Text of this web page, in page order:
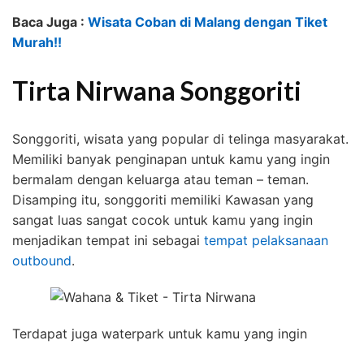
Baca Juga : Wisata Coban di Malang dengan Tiket
Murah!!
Tirta Nirwana Songgoriti
Songgoriti, wisata yang popular di telinga masyarakat.
Memiliki banyak penginapan untuk kamu yang ingin
bermalam dengan keluarga atau teman – teman.
Disamping itu, songgoriti memiliki Kawasan yang
sangat luas sangat cocok untuk kamu yang ingin
menjadikan tempat ini sebagai tempat pelaksanaan
outbound.
Terdapat juga waterpark untuk kamu yang ingin